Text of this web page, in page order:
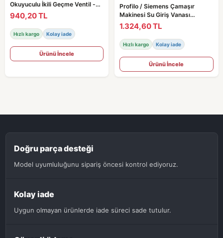
Okuyuculu İkili Geçme Ventil -
2841020100 Orjinal
940,20 TL
Hızlı kargo Kolay iade
Ürünü İncele
Profilo / Siemens Çamaşır
Makinesi Su Giriş Vanası
Okuyucu Sensörlü / Ventili -
00606001
1.324,60 TL
Hızlı kargo Kolay iade
Ürünü İncele
Doğru parça desteği
Model uyumluluğunu sipariş öncesi kontrol ediyoruz.
Kolay iade
Uygun olmayan ürünlerde iade süreci sade tutulur.